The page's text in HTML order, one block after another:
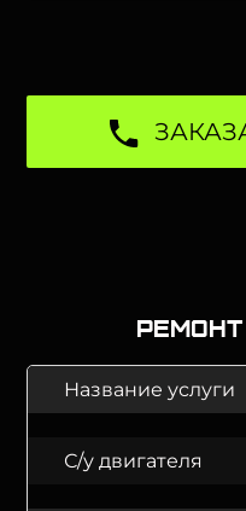
Название услуги
С/у двигателя